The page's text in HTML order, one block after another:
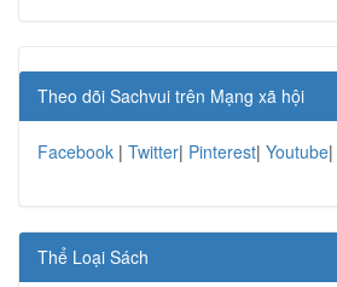
Theo dõi Sachvui trên Mạng xã hội
Facebook | Twitter| Pinterest| Youtube|
Thể Loại Sách